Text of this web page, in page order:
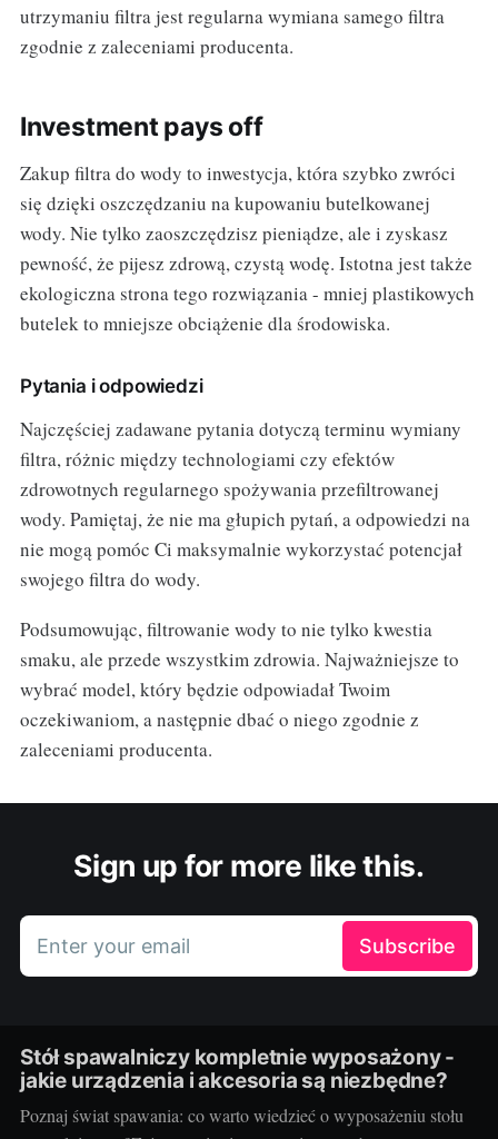
utrzymaniu filtra jest regularna wymiana samego filtra
zgodnie z zaleceniami producenta.
Investment pays off
Zakup filtra do wody to inwestycja, która szybko zwróci
się dzięki oszczędzaniu na kupowaniu butelkowanej
wody. Nie tylko zaoszczędzisz pieniądze, ale i zyskasz
pewność, że pijesz zdrową, czystą wodę. Istotna jest także
ekologiczna strona tego rozwiązania - mniej plastikowych
butelek to mniejsze obciążenie dla środowiska.
Pytania i odpowiedzi
Najczęściej zadawane pytania dotyczą terminu wymiany
filtra, różnic między technologiami czy efektów
zdrowotnych regularnego spożywania przefiltrowanej
wody. Pamiętaj, że nie ma głupich pytań, a odpowiedzi na
nie mogą pomóc Ci maksymalnie wykorzystać potencjał
swojego filtra do wody.
Podsumowując, filtrowanie wody to nie tylko kwestia
smaku, ale przede wszystkim zdrowia. Najważniejsze to
wybrać model, który będzie odpowiadał Twoim
oczekiwaniom, a następnie dbać o niego zgodnie z
zaleceniami producenta.
Sign up for more like this.
Enter your email Subscribe
Stół spawalniczy kompletnie wyposażony -
jakie urządzenia i akcesoria są niezbędne?
Poznaj świat spawania: co warto wiedzieć o wyposażeniu stołu